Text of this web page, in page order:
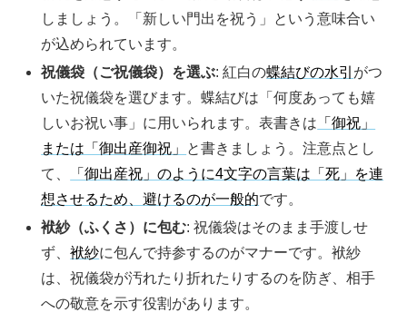
しましょう。「新しい門出を祝う」という意味合い
が込められています。
祝儀袋（ご祝儀袋）を選ぶ: 紅白の蝶結びの水引 がつ
いた祝儀袋を選びます。蝶結びは「何度あっても嬉
しいお祝い事」に用いられます。表書きは 「御祝」
または「御出産御祝」
と書きましょう。注意点とし
て、
「御出産祝」のように4文字の言葉は「死」を連
想させるため、避けるのが一般的です。
袱紗（ふくさ）に包む: 祝儀袋はそのまま手渡しせ
ず、袱紗に包んで持参するのがマナーです。袱紗
は、祝儀袋が汚れたり折れたりするのを防ぎ、相手
への敬意を示す役割があります。